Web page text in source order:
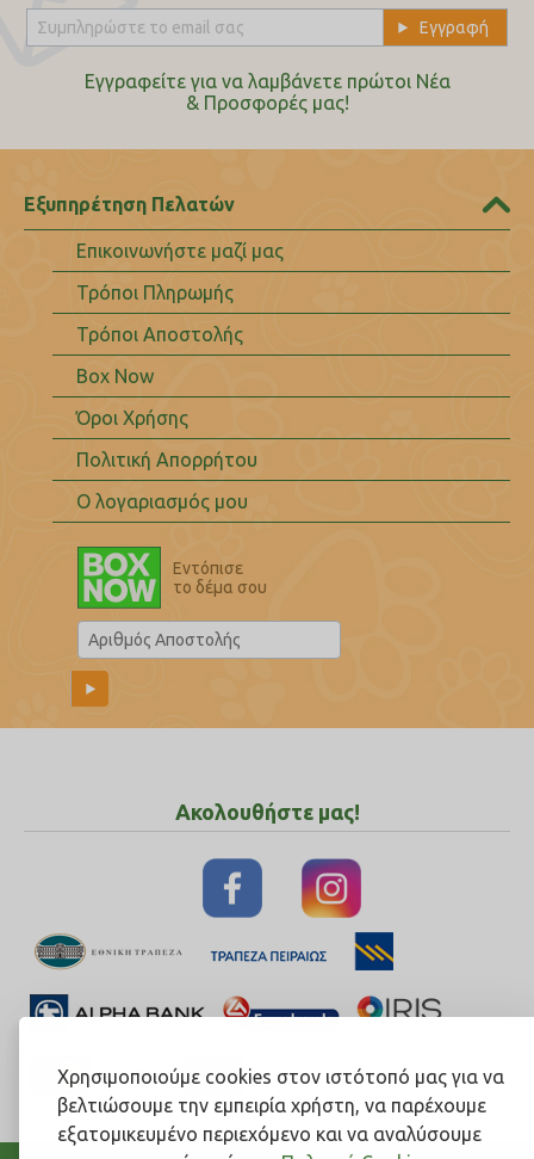
Χρησιμοποιούμε cookies στον ιστότοπό μας για να
βελτιώσουμε την εμπειρία χρήστη, να παρέχουμε
εξατομικευμένο περιεχόμενο και να αναλύσουμε
Εγγραφείτε για να λαμβάνετε πρώτοι Nέα
& Προσφορές μας!
Εξυπηρέτηση Πελατών
Επικοινωνήστε μαζί μας
Τρόποι Πληρωμής
Τρόποι Αποστολής
Box Now
Όροι Χρήσης
Πολιτική Απορρήτου
Ο λογαριασμός μου
Εντόπισε
το δέμα σου
Ακολουθήστε μας!